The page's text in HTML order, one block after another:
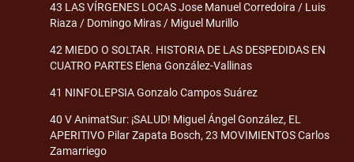
43 LAS VÍRGENES LOCAS Jose Manuel Corredoira / Luis
Riaza / Domingo Miras / Miguel Murillo
42 MIEDO O SOLTAR. HISTORIA DE LAS DESPEDIDAS EN
CUATRO PARTES Elena González-Vallinas
41 NINFOLEPSIA Gonzalo Campos Suárez
40 V AnimatSur: ¡SALUD! Miguel Ángel González, EL
APERITIVO Pilar Zapata Bosch, 23 MOVIMIENTOS Carlos
Zamarriego